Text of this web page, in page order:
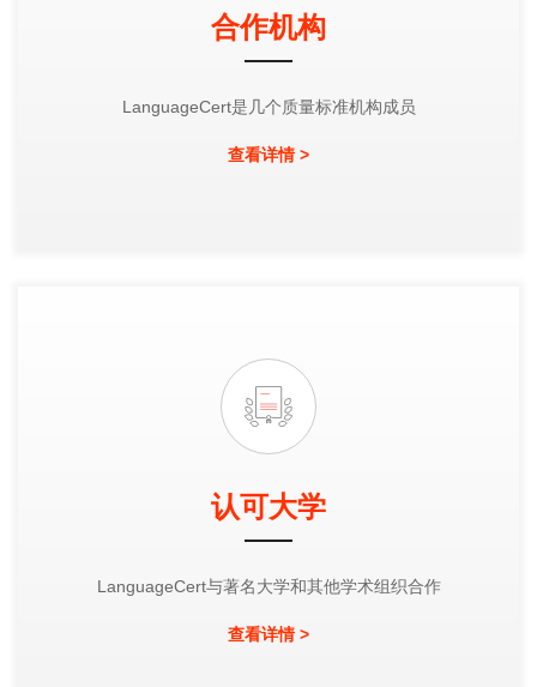
合作机构
LanguageCert是几个质量标准机构成员
查看详情 >
认可大学
LanguageCert与著名大学和其他学术组织合作
查看详情 >